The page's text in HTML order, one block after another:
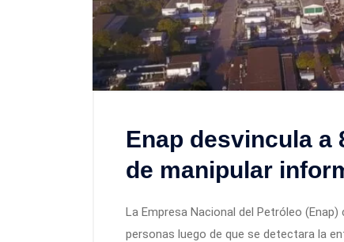
Enap desvincula a
de manipular
La Empresa Nacional del Petróleo
personas luego de que se detectara la